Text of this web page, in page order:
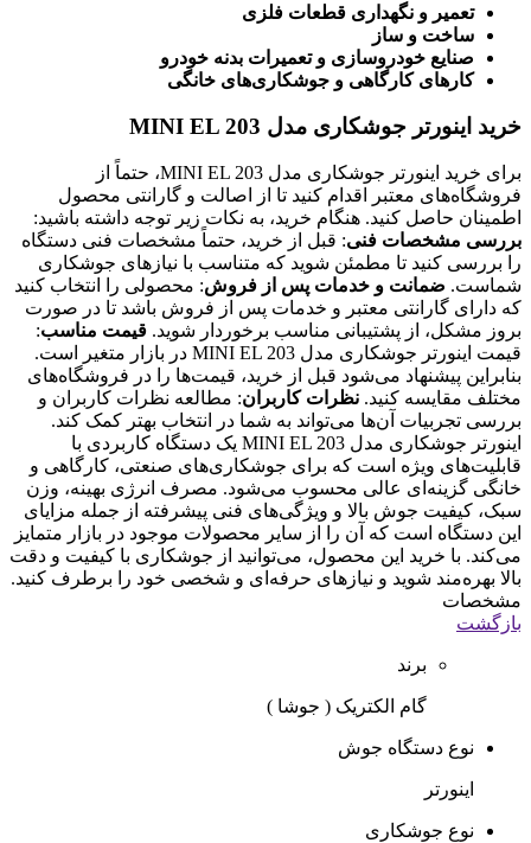
تعمیر و نگهداری قطعات فلزی
ساخت و ساز
صنایع خودروسازی و تعمیرات بدنه خودرو
کارهای کارگاهی و جوشکاری‌های خانگی
خرید اینورتر جوشکاری مدل MINI EL 203
برای خرید اینورتر جوشکاری مدل MINI EL 203، حتماً از
فروشگاه‌های معتبر اقدام کنید تا از اصالت و گارانتی محصول
اطمینان حاصل کنید. هنگام خرید، به نکات زیر توجه داشته باشید:
بررسی مشخصات فنی: قبل از خرید، حتماً مشخصات فنی دستگاه
را بررسی کنید تا مطمئن شوید که متناسب با نیازهای جوشکاری
شماست. ضمانت و خدمات پس از فروش: محصولی را انتخاب کنید
که دارای گارانتی معتبر و خدمات پس از فروش باشد تا در صورت
بروز مشکل، از پشتیبانی مناسب برخوردار شوید. قیمت مناسب:
قیمت اینورتر جوشکاری مدل MINI EL 203 در بازار متغیر است.
بنابراین پیشنهاد می‌شود قبل از خرید، قیمت‌ها را در فروشگاه‌های
مختلف مقایسه کنید. نظرات کاربران: مطالعه نظرات کاربران و
بررسی تجربیات آن‌ها می‌تواند به شما در انتخاب بهتر کمک کند.
اینورتر جوشکاری مدل MINI EL 203 یک دستگاه کاربردی با
قابلیت‌های ویژه است که برای جوشکاری‌های صنعتی، کارگاهی و
خانگی گزینه‌ای عالی محسوب می‌شود. مصرف انرژی بهینه، وزن
سبک، کیفیت جوش بالا و ویژگی‌های فنی پیشرفته از جمله مزایای
این دستگاه است که آن را از سایر محصولات موجود در بازار متمایز
می‌کند. با خرید این محصول، می‌توانید از جوشکاری با کیفیت و دقت
بالا بهره‌مند شوید و نیازهای حرفه‌ای و شخصی خود را برطرف کنید.
مشخصات
بازگشت
برند
گام الکتریک ( جوشا )
نوع دستگاه جوش
اینورتر
نوع جوشکاری